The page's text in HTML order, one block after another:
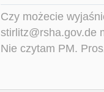
Czy możecie
stirlitz@rsha.gov.de
Nie czytam PM.